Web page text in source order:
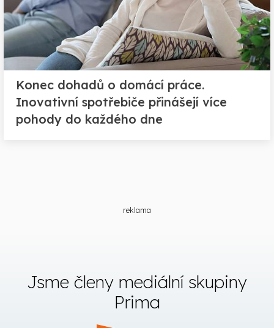
Konec dohadů o domácí práce.
Inovativní spotřebiče přinášejí více
pohody do každého dne
reklama
Jsme členy mediální skupiny
Prima